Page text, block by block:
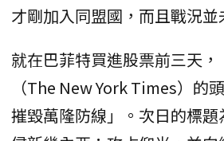
才剛加入同盟國，而且戰況並
就在巴菲特買進股票前三天，
（The New York Times）的
摧毀萬隆防線」。次日的標